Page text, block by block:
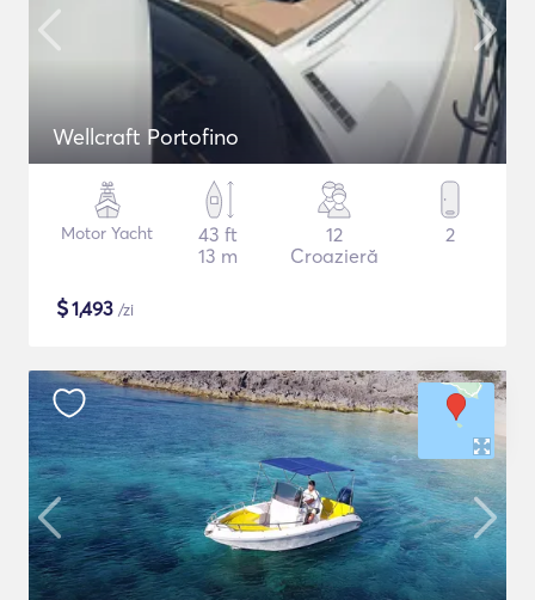
Wellcraft Portofino
Motor Yacht
43 ft
13 m
12
Croazieră
2
$1,493 /zi